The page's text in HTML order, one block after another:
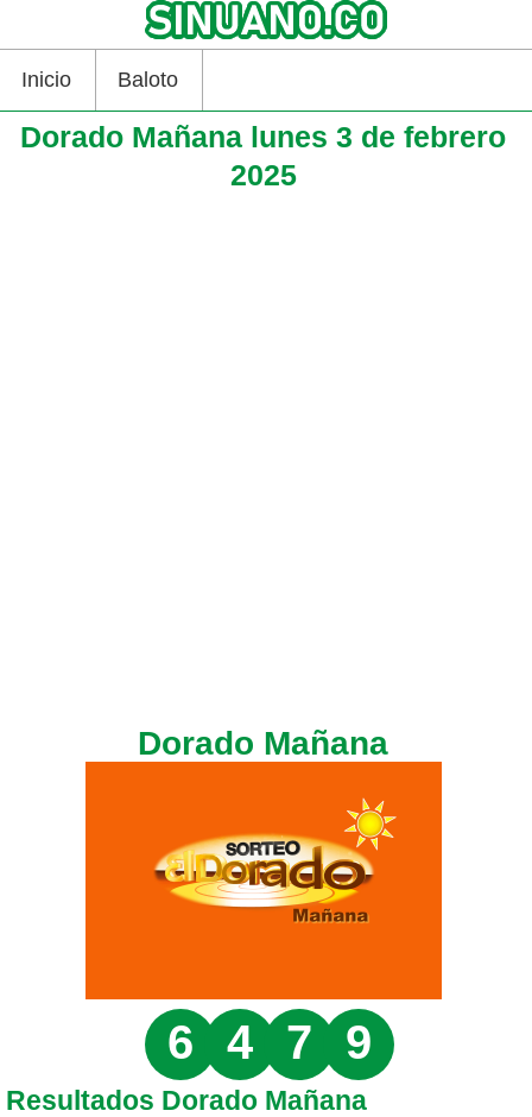
Inicio Baloto
Dorado Mañana lunes 3 de febrero
2025
Dorado Mañana
6 4 7 9
Resultados Dorado Mañana